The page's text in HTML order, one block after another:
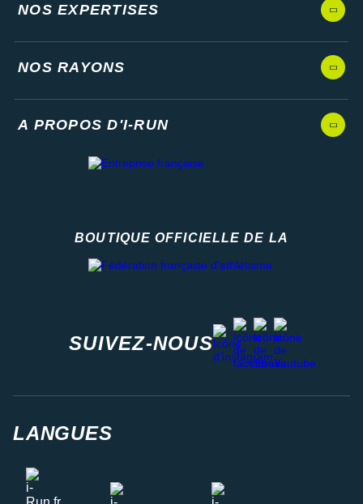
NOS EXPERTISES
NOS RAYONS
A PROPOS D'I-RUN
BOUTIQUE OFFICIELLE DE LA
SUIVEZ-NOUS
instagram
facebook
stravayoutube
LANGUES